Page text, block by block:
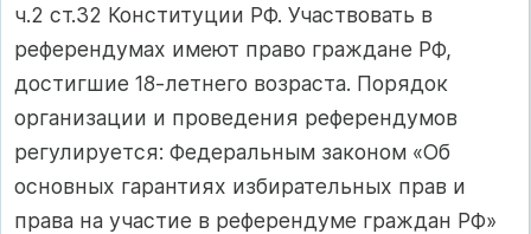
ч.2 ст.32 Конституции РФ. Участвовать в
референдумах имеют право граждане РФ,
достигшие 18-летнего возраста. Порядок
организации и проведения референдумов
регулируется: Федеральным законом «Об
основных гарантиях избирательных прав и
права на участие в референдуме граждан РФ»